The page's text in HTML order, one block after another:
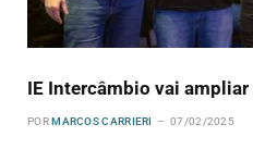
IE Intercâmbio vai
POR MARCOS CARRIERI 07/02/2025